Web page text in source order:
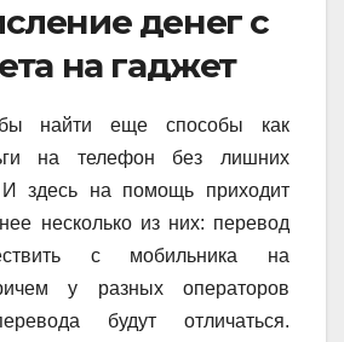
денег с
на гаджет
найти еще способы как
на телефон без лишних
И здесь на помощь приходит
несколько из них: перевод
с мобильника на
у разных операторов
будут отличаться.